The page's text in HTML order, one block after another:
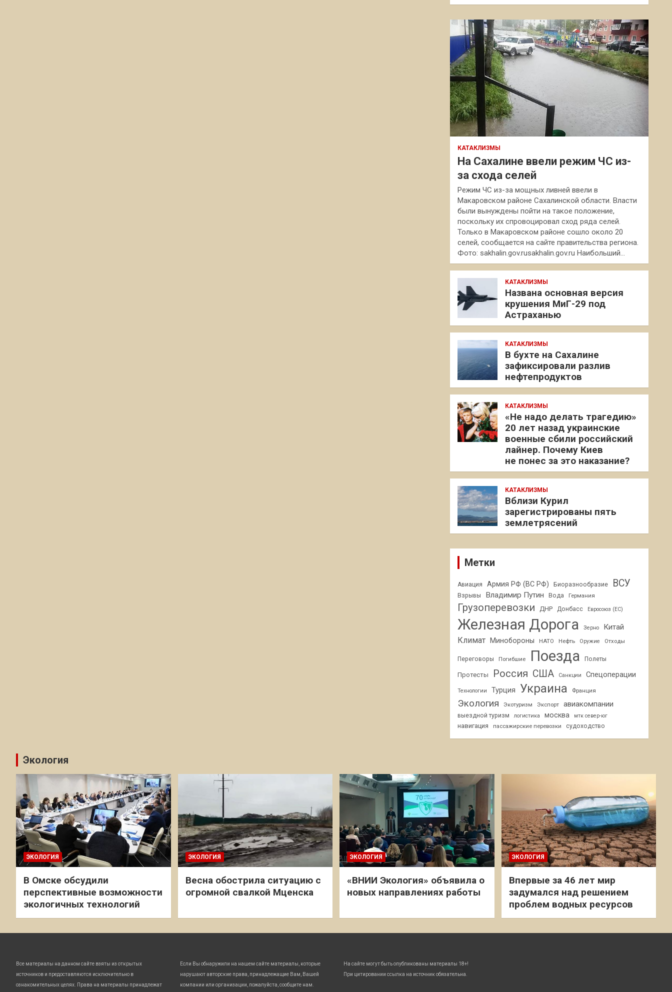
КАТАКЛИЗМЫ
На Сахалине ввели режим ЧС из-
за схода селей
Режим ЧС из-за мощных ливней ввели в
Макаровском районе Сахалинской области. Власти
были вынуждены пойти на такое положение,
поскольку их спровоцировал сход ряда селей.
Только в Макаровском районе сошло около 20
селей, сообщается на сайте правительства региона.
Фото: sakhalin.gov.rusakhalin.gov.ru Наибольший…
КАТАКЛИЗМЫ
Названа основная версия
крушения МиГ-29 под
Астраханью
КАТАКЛИЗМЫ
В бухте на Сахалине
зафиксировали разлив
нефтепродуктов
КАТАКЛИЗМЫ
«Не надо делать трагедию»
20 лет назад украинские
военные сбили российский
лайнер. Почему Киев
не понес за это наказание?
КАТАКЛИЗМЫ
Вблизи Курил
зарегистрированы пять
землетрясений
Метки
Авиация Армия РФ (ВС РФ) Биоразнообразие ВСУ
Взрывы Владимир Путин Вода Германия
Грузоперевозки ДНР Донбасс Евросоюз (ЕС)
Железная Дорога Зерно Китай
Климат Минобороны НАТО Нефть Оружие Отходы
Переговоры Погибшие Поезда Полеты
Протесты Россия США Санкции Спецоперации
Технологии Турция Украина Франция
Экология Экотуризм Экспорт авиакомпании
выездной туризм логистика москва мтк север-юг
навигация пассажирские перевозки судоходство
Экология
ЭКОЛОГИЯ
В Омске обсудили
перспективные возможности
экологичных технологий
ЭКОЛОГИЯ
Весна обострила ситуацию с
огромной свалкой Мценска
ЭКОЛОГИЯ
«ВНИИ Экология» объявила о
новых направлениях работы
ЭКОЛОГИЯ
Впервые за 46 лет мир
задумался над решением
проблем водных ресурсов
Все материалы на данном сайте взяты из открытых
источников и предоставляются исключительно в
ознакомительных целях. Права на материалы принадлежат
Если Вы обнаружили на нашем сайте материалы, которые
нарушают авторские права, принадлежащие Вам, Вашей
компании или организации, пожалуйста, сообщите нам.
На сайте могут быть опубликованы материалы 18+!
При цитировании ссылка на источник обязательна.